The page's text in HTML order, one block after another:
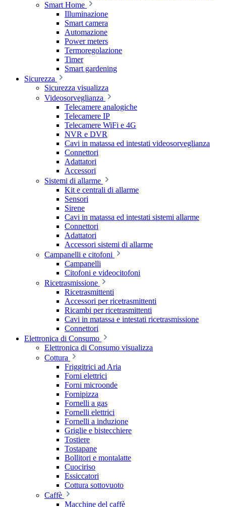
Smart Home
Illuminazione
Smart camera
Automazione
Power meters
Termoregolazione
Timer
Smart gardening
Sicurezza
Sicurezza visualizza
Videosorveglianza
Telecamere analogiche
Telecamere IP
Telecamere WiFi e 4G
NVR e DVR
Cavi in matassa ed intestati videosorveglianza
Connettori
Adattatori
Accessori
Sistemi di allarme
Kit e centrali di allarme
Sensori
Sirene
Cavi in matassa ed intestati sistemi allarme
Connettori
Adattatori
Accessori sistemi di allarme
Campanelli e citofoni
Campanelli
Citofoni e videocitofoni
Ricetrasmissione
Ricetrasmittenti
Accessori per ricetrasmittenti
Ricambi per ricetrasmittenti
Cavi in matassa e intestati ricetrasmissione
Connettori
Elettronica di Consumo
Elettronica di Consumo visualizza
Cottura
Friggitrici ad Aria
Forni elettrici
Forni microonde
Fornipizza
Fornelli a gas
Fornelli elettrici
Fornelli a induzione
Griglie e bistecchiere
Tostiere
Tostapane
Bollitori e montalatte
Cuociriso
Essiccatori
Cottura sottovuoto
Caffè
Macchine del caffè